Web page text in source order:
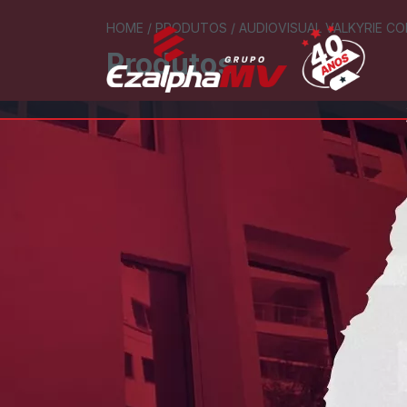
HOME / PRODUTOS / AUDIOVISUAL VALKYRIE
Produtos